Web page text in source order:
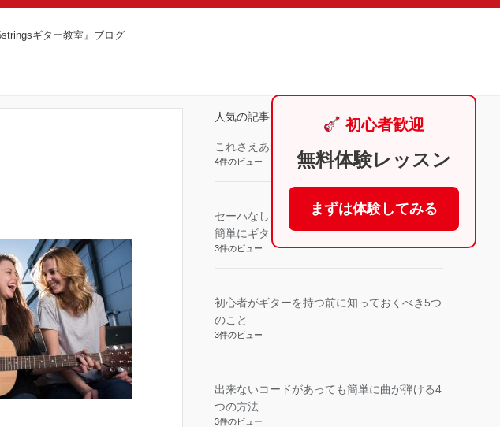
ギター教室』ブログ
人気の記事
これさえあれば完璧！見やすいコード表一覧
4件のビュー
セーハなし！あいみょんのマリーゴールドを
簡単にギターで弾き語りしよう
3件のビュー
初心者がギターを持つ前に知っておくべき5つ
のこと
3件のビュー
出来ないコードがあっても簡単に曲が弾ける4
つの方法
3件のビュー
初心者歓迎
無料体験レッスン
まずは体験してみる